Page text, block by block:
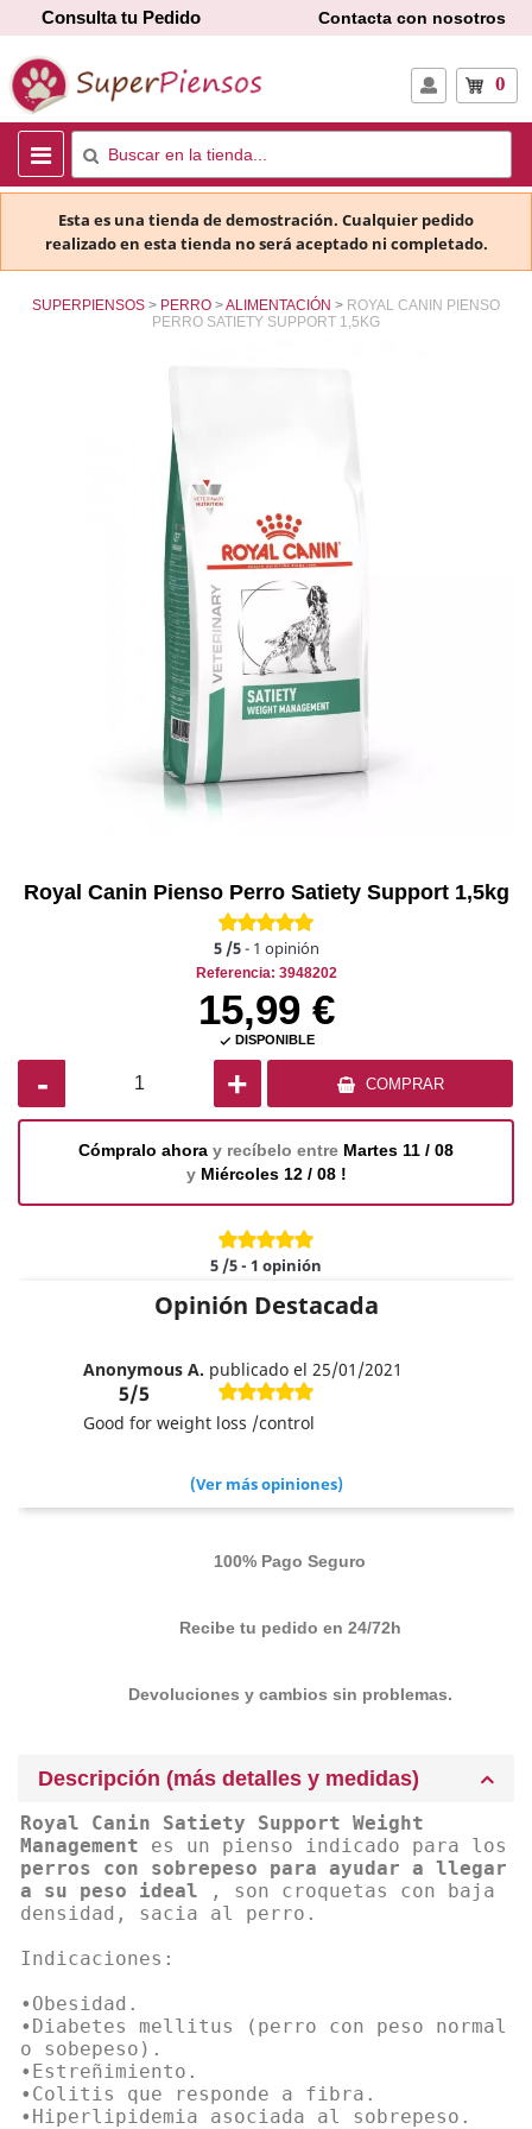
Consulta tu Pedido Contacta con nosotros
0
Esta es una tienda de demostración. Cualquier pedido
realizado en esta tienda no será aceptado ni completado.
SUPERPIENSOS PERRO ALIMENTACIÓN
ROYAL CANIN PIENSO
PERRO SATIETY SUPPORT 1,5KG
Royal Canin Pienso Perro Satiety Support 1,5kg
5/5- 1 opinión
Referencia: 3948202
15,99 €
 DISPONIBLE
- + COMPRAR
Cómpralo ahora y recíbelo entre Martes 11 / 08
y Miércoles 12 / 08 !
5 /5- 1 opinión
Opinión Destacada
Anonymous A. publicado el 25/01/2021
5/5
Good for weight loss /control
(Ver más opiniones)
100% Pago Seguro
Recibe tu pedido en 24/72h
Devoluciones y cambios sin problemas.
Descripción (más detalles y medidas)
Royal Canin Satiety Support Weight
Management es un pienso indicado para los
perros con sobrepeso para ayudar a llegar
a su peso ideal , son croquetas con baja
densidad, sacia al perro.
Indicaciones:
•Obesidad.
•Diabetes mellitus (perro con peso normal
o sobepeso).
•Estreñimiento.
•Colitis que responde a fibra.
•Hiperlipidemia asociada al sobrepeso.